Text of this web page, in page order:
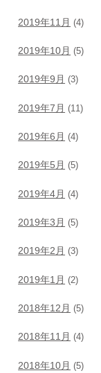
2019年11月 (4)
2019年10月 (5)
2019年9月 (3)
2019年7月 (11)
2019年6月 (4)
2019年5月 (5)
2019年4月 (4)
2019年3月 (5)
2019年2月 (3)
2019年1月 (2)
2018年12月 (5)
2018年11月 (4)
2018年10月 (5)